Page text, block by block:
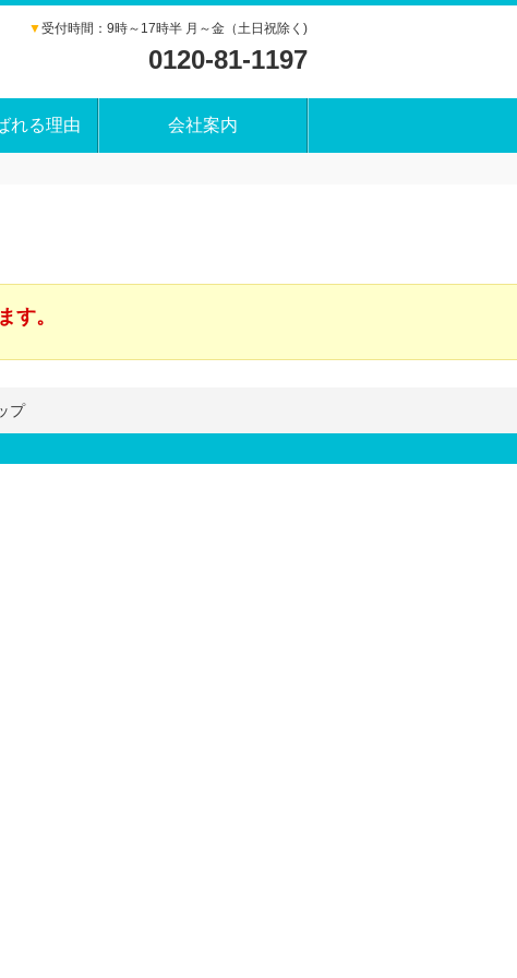
▼受付時間：9時～17時半 月～金（土日祝除く)
0120-81-1197
れる理由 会社案内
す。
プ